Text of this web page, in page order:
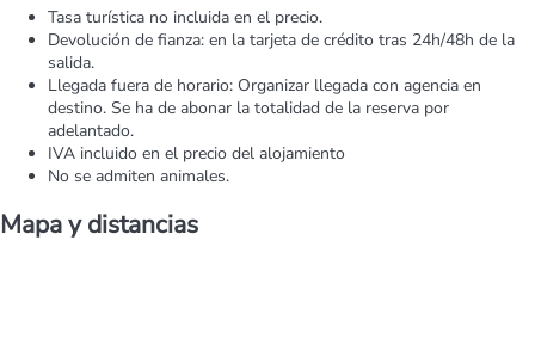
Tasa turística no incluida en el precio.
Devolución de fianza: en la tarjeta de crédito tras 24h/48h de la
salida.
Llegada fuera de horario: Organizar llegada con agencia en
destino. Se ha de abonar la totalidad de la reserva por
adelantado.
IVA incluido en el precio del alojamiento
No se admiten animales.
Mapa y distancias